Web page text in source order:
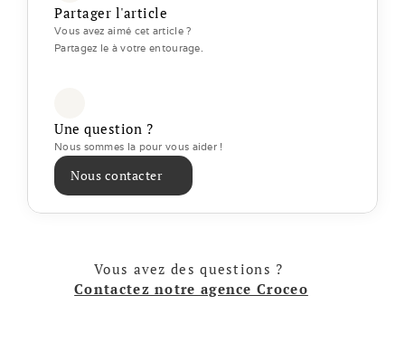
Partager l'article
Vous avez aimé cet article ?
Partagez le à votre entourage.
Une question ?
Nous sommes la pour vous aider !
Nous contacter
Vous avez des questions ?
Contactez notre agence Croceo